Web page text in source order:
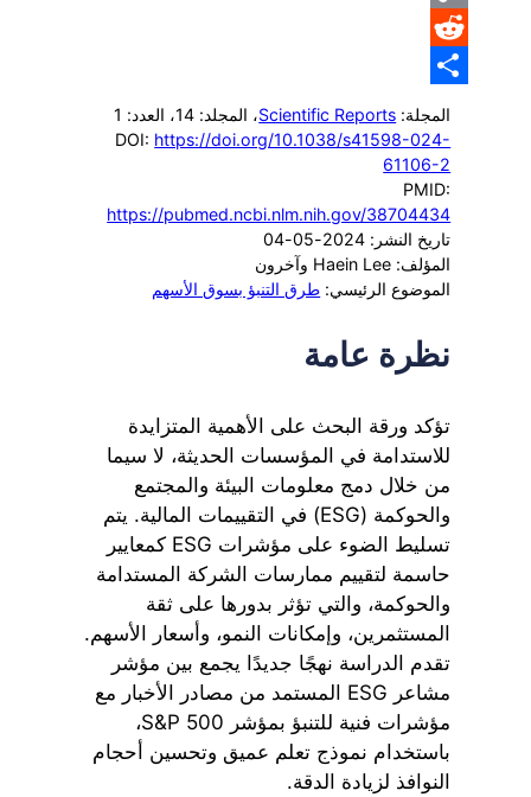
Copy
Link
Reddit
المجلة: Scientific Reports، المجلد: 14
، العدد: 1
DOI: https://doi.org/10.1038/s41598-024-
61106-2
PMID:
https://pubmed.ncbi.nlm.nih.gov/38704434
تاريخ النشر: 2024-05-04
المؤلف: Haein Lee وآخرون
الموضوع الرئيسي: طرق التنبؤ بسوق الأسهم
نظرة عامة
تؤكد ورقة البحث على الأهمية المتزايدة
للاستدامة في المؤسسات الحديثة، لا سيما
من خلال دمج معلومات البيئة والمجتمع
والحوكمة (ESG) في التقييمات المالية. يتم
تسليط الضوء على مؤشرات ESG كمعايير
حاسمة لتقييم ممارسات الشركة المستدامة
والحوكمة، والتي تؤثر بدورها على ثقة
المستثمرين، وإمكانات النمو، وأسعار الأسهم.
تقدم الدراسة نهجًا جديدًا يجمع بين مؤشر
مشاعر ESG المستمد من مصادر الأخبار مع
مؤشرات فنية للتنبؤ بمؤشر S&P 500،
باستخدام نموذج تعلم عميق وتحسين أحجام
النوافذ لزيادة الدقة.